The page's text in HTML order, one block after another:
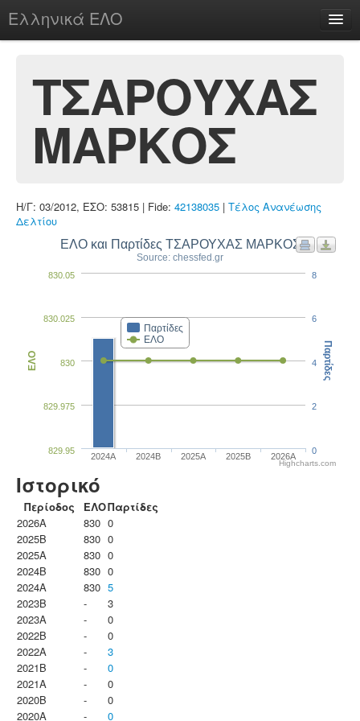
Ελληνικά ΕΛΟ
chesstu.be @ discord
Login
ΤΣΑΡΟΥΧΑΣ
ΜΑΡΚΟΣ
Η/Γ: 03/2012, ΕΣΟ: 53815 | Fide: 42138035 | Τέλος Ανανέωσης
Δελτίου
ΕΛΟ και Παρτίδες ΤΣΑΡΟΥΧΑΣ ΜΑΡΚΟΣ
Source: chessfed.gr
Παρτίδες
ΕΛΟ
2024A 2024B 2025A 2025B 2026A
829.95
829.975
830
830.025
830.05
ΕΛΟ
0
2
4
6
8
Παρτίδες
Highcharts.com
Ιστορικό
Περίοδος ΕΛΟΠαρτίδες
2026A
830 0
2025B
830 0
2025A
830 0
2024B
830 0
2024A
830 5
2023B
-
3
2023Α
-
0
2022B
-
0
2022A
-
3
2021B
-
0
2021A
-
0
2020B
-
0
2020A
- 0